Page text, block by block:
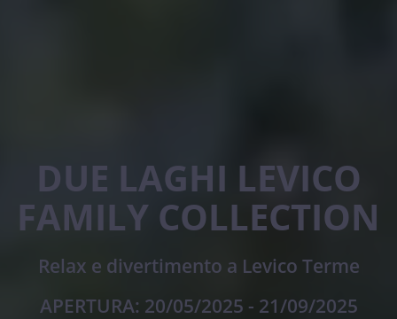
DUE LAGHI LEVICO
FAMILY COLLECTION
Relax e divertimento a Levico Terme
APERTURA: 20/05/2025 - 21/09/2025